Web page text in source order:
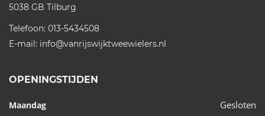
5038 GB Tilburg
Telefoon: 013-5434508
E-mail: info@vanrijswijktweewielers.nl
OPENINGSTIJDEN
Maandag Gesloten